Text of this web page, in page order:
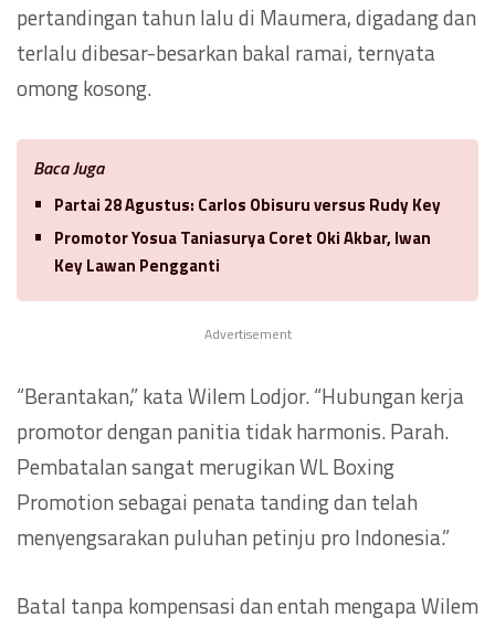
pertandingan tahun lalu di Maumera, digadang dan
terlalu dibesar-besarkan bakal ramai, ternyata
omong kosong.
Baca Juga
Partai 28 Agustus: Carlos Obisuru versus Rudy Key
Promotor Yosua Taniasurya Coret Oki Akbar, Iwan
Key Lawan Pengganti
Advertisement
“Berantakan,” kata Wilem Lodjor. “Hubungan kerja
promotor dengan panitia tidak harmonis. Parah.
Pembatalan sangat merugikan WL Boxing
Promotion sebagai penata tanding dan telah
menyengsarakan puluhan petinju pro Indonesia.”
Batal tanpa kompensasi dan entah mengapa Wilem